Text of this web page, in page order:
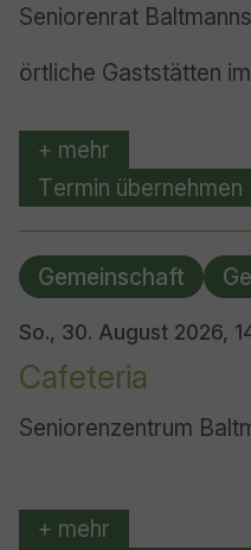
Seniorenrat
örtliche Gaststätten
+ mehr
Termin übernehmen
So., 30. August 2026,
Cafeteria
Seniorenzentrum
+ mehr
Gemeinschaft